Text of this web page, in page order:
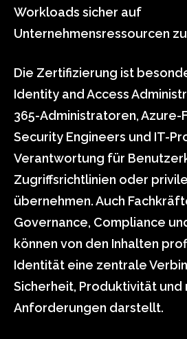
Workloads sicher auf
Unternehmensressourcen
Die Zertifizierung ist
Identity and Access
365-Administratoren, Azure-
Security Engineers und IT-
Verantwortung für
Zugriffsrichtlinien oder
übernehmen. Auch
Governance, Compliance
können von den Inhalten
Identität eine zentrale
Sicherheit, Produktivität
Anforderungen darstellt.